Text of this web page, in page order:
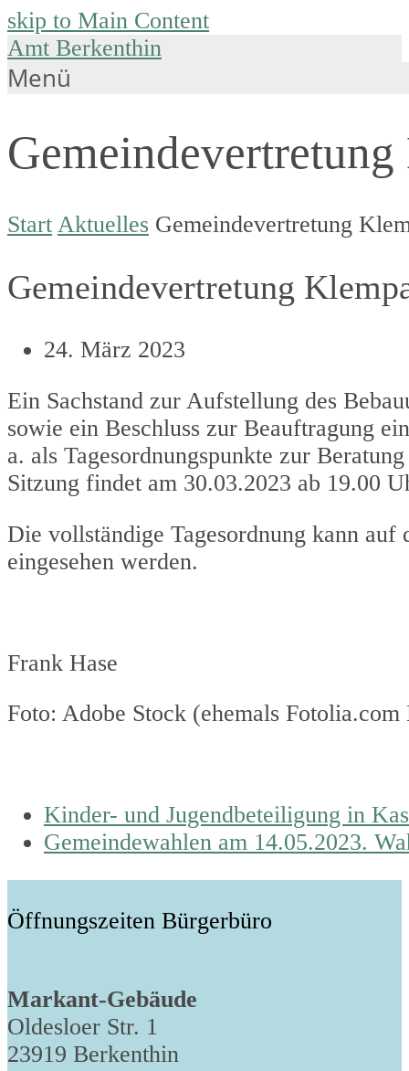
skip to Main Content
Amt Berkenthin
Menü
Start Aktuelles Gemeindevertretung
Gemeindevertretung
24. März 2023
Ein Sachstand zur Aufstellung des
sowie ein Beschluss zur Beauftragung
a. als Tagesordnungspunkte zur
Sitzung findet am 30.03.2023 ab 19.00
Die vollständige Tagesordnung kann
eingesehen werden.
Frank Hase
Foto: Adobe Stock (ehemals
previous
post:
Kinder- und Jugendbeteiligung in
next
Gemeindewahlen am 14.05.2023.
Öffnungszeiten Bürgerbüro
Markant-Gebäude
Oldesloer Str. 1
23919 Berkenthin